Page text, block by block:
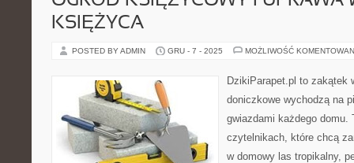
KSIĘŻYCA
POSTED BY ADMIN GRU - 7 - 2025 MOŻLIWOŚĆ
DzikiParapet.pl to zakątek
doniczkowe wychodzą na
gwiazdami każdego domu.
czytelnikach, które chcą
w domowy las tropikalny,